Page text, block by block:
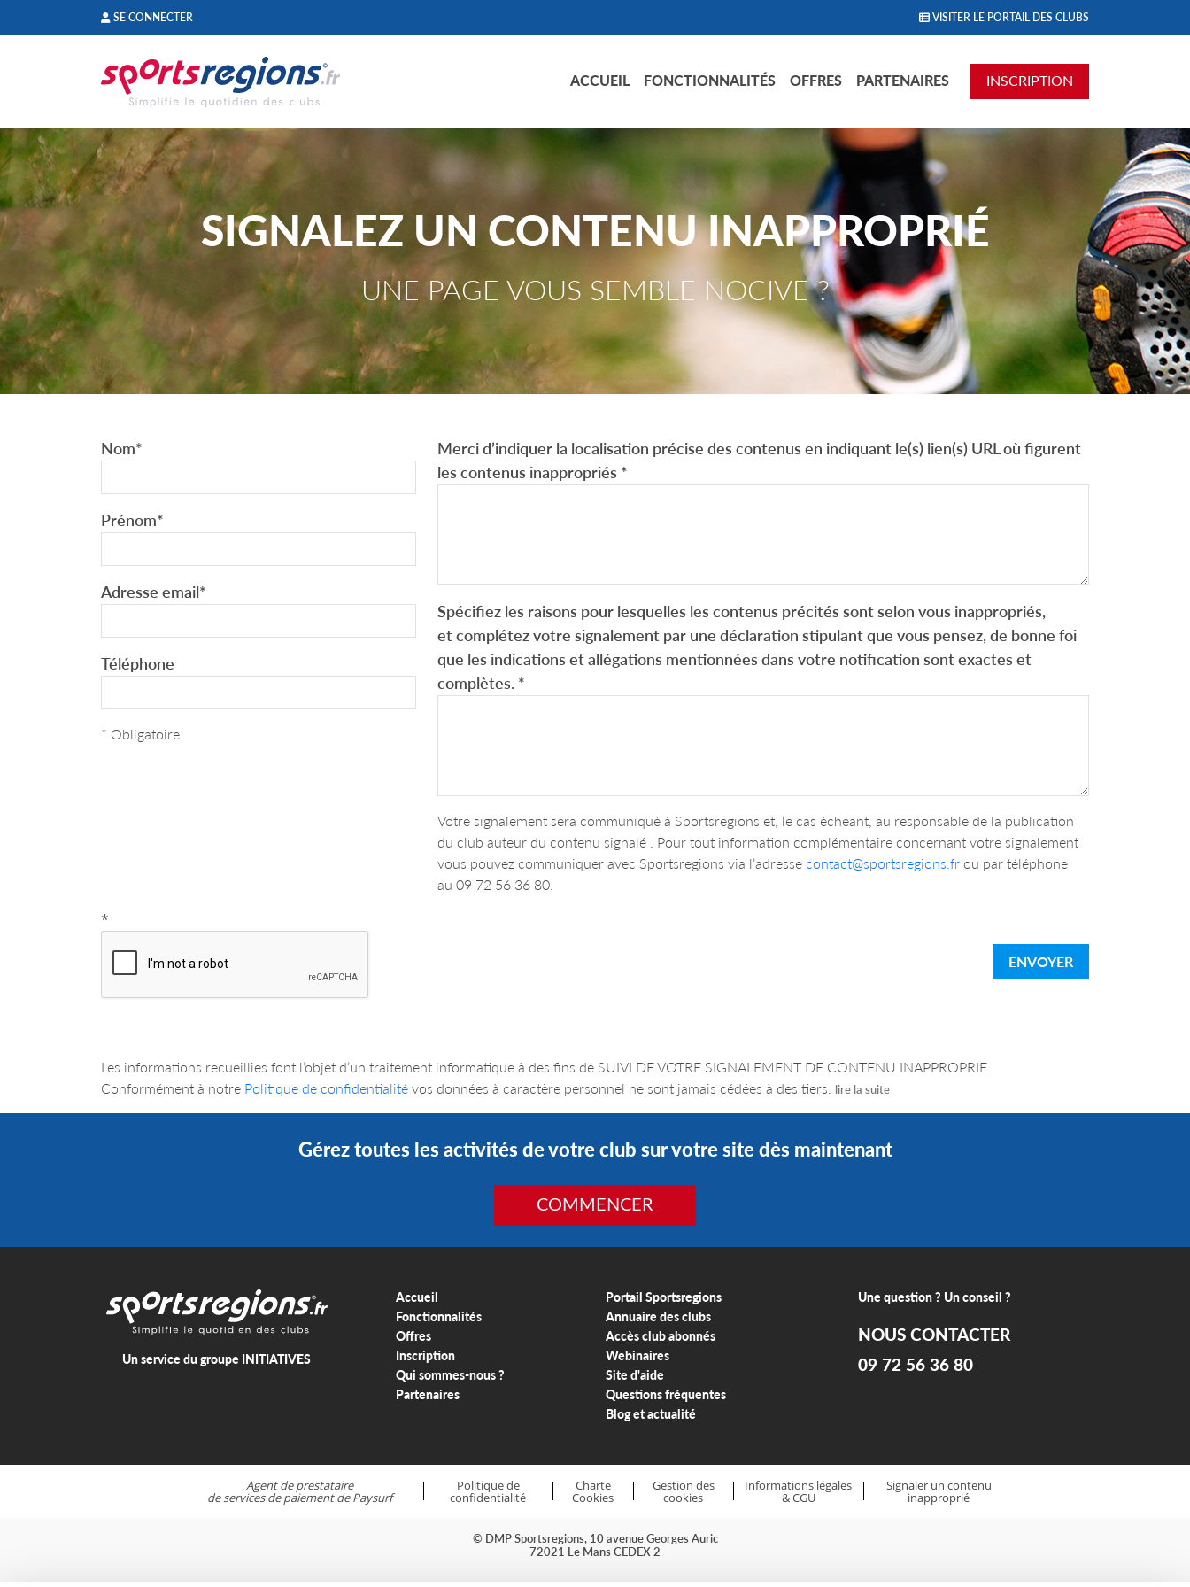
Panneau de gestion des cookies
SE CONNECTER VISITER LE PORTAIL DES CLUBS
ACCUEIL FONCTIONNALITÉS OFFRES PARTENAIRES INSCRIPTION
SIGNALEZ UN CONTENU INAPPROPRIÉ
UNE PAGE VOUS SEMBLE NOCIVE ?
Nom*
Prénom*
Adresse email*
Téléphone
* Obligatoire.
Merci d’indiquer la localisation précise des contenus en indiquant le(s) lien(s) URL où figurent
les contenus inappropriés *
Spécifiez les raisons pour lesquelles les contenus précités sont selon vous inappropriés,
et complétez votre signalement par une déclaration stipulant que vous pensez, de bonne foi
que les indications et allégations mentionnées dans votre notification sont exactes et
complètes. *
Votre signalement sera communiqué à Sportsregions et, le cas échéant, au responsable de la publication
du club auteur du contenu signalé . Pour tout information complémentaire concernant votre signalement
vous pouvez communiquer avec Sportsregions via l’adresse contact@sportsregions.fr ou par téléphone
au 09 72 56 36 80.
*
ENVOYER
Les informations recueillies font l’objet d’un traitement informatique à des fins de SUIVI DE VOTRE SIGNALEMENT DE CONTENU INAPPROPRIE.
Conformément à notre Politique de confidentialité vos données à caractère personnel ne sont jamais cédées à des tiers. lire la suite
Gérez toutes les activités de votre club sur votre site dès maintenant
COMMENCER
Un service du groupe INITIATIVES
Accueil
Fonctionnalités
Offres
Inscription
Qui sommes-nous ?
Partenaires
Portail Sportsregions
Annuaire des clubs
Accès club abonnés
Webinaires
Site d'aide
Questions fréquentes
Blog et actualité
Une question ? Un conseil ?
NOUS CONTACTER
09 72 56 36 80
Agent de prestataire
de services de paiement dePaysurf
Politique de
confidentialité
Charte
Cookies
Gestion des
cookies
Informations légales
& CGU
Signaler un contenu
inapproprié
© DMP Sportsregions, 10 avenue Georges Auric
72021 Le Mans CEDEX 2